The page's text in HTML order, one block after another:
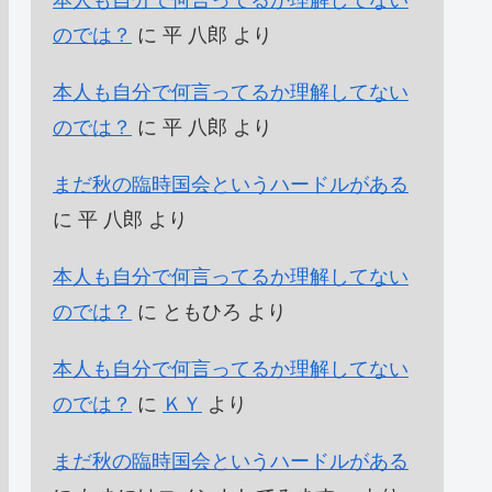
のでは？ に 平 八郎 より
本人も自分で何言ってるか理解してない
のでは？ に 平 八郎 より
まだ秋の臨時国会というハードルがある
に 平 八郎 より
本人も自分で何言ってるか理解してない
のでは？ に ともひろ より
本人も自分で何言ってるか理解してない
のでは？ に ＫＹ より
まだ秋の臨時国会というハードルがある